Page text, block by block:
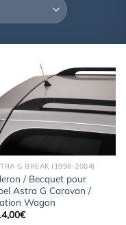
G BREAK (1998-2004)
/ Becquet pour
Astra G Caravan /
Wagon
€